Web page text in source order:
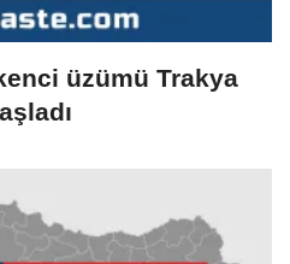
üzümü Trakya